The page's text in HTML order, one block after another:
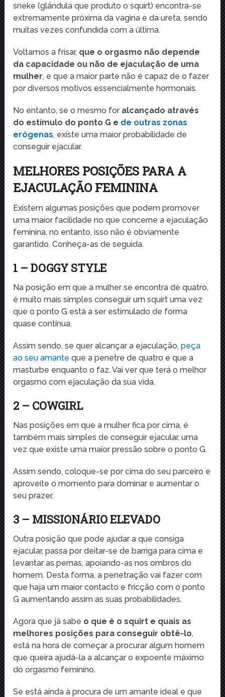
sneke (glândula que produto o squirt) encontra-se
extremamente próxima da vagina e da ureta, sendo
muitas vezes confundida com a última.
Voltamos a frisar, que o orgasmo não depende
da capacidade ou não de ejaculação de uma
mulher, e que a maior parte não é capaz de o fazer
por diversos motivos essencialmente hormonais.
No entanto, se o mesmo for alcançado através
do estímulo do ponto G e de outras zonas
erógenas, existe uma maior probabilidade de
conseguir ejacular.
MELHORES POSIÇÕES PARA A
EJACULAÇÃO FEMININA
Existem algumas posições que podem promover
uma maior facilidade no que concerne a ejaculação
feminina, no entanto, isso não é obviamente
garantido. Conheça-as de seguida.
1 – DOGGY STYLE
Na posição em que a mulher se encontra de quatro,
é muito mais simples conseguir um squirt uma vez
que o ponto G está a ser estimulado de forma
quase contínua.
Assim sendo, se quer alcançar a ejaculação,peça
ao seu amante que a penetre de quatro e que a
masturbe enquanto o faz. Vai ver que terá o melhor
orgasmo com ejaculação da sua vida.
2 – COWGIRL
Nas posições em que a mulher fica por cima, é
também mais simples de conseguir ejacular, uma
vez que existe uma maior pressão sobre o ponto G.
Assim sendo, coloque-se por cima do seu parceiro e
aproveite o momento para dominar e aumentar o
seu prazer.
3 – MISSIONÁRIO ELEVADO
Outra posição que pode ajudar a que consiga
ejacular, passa por deitar-se de barriga para cima e
levantar as pernas, apoiando-as nos ombros do
homem. Desta forma, a penetração vai fazer com
que haja um maior contacto e fricção com o ponto
G aumentando assim as suas probabilidades.
Agora que já sabe o que é o squirt e quais as
melhores posições para conseguir obtê-lo,
está na hora de começar a procurar algum homem
que queira ajudá-la a alcançar o expoente máximo
do orgasmo feminino.
Se está ainda à procura de um amante ideal e que